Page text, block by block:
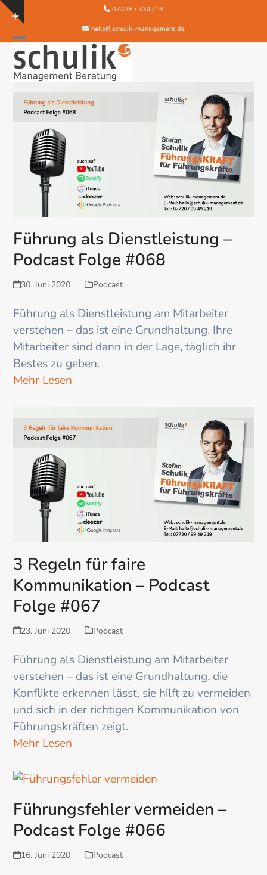
Skip
content
Show
notice
07425 / 334716
hallo@schulik-management.de
Open
mobile
menu
Close
mobile
menu
Führung als Dienstleistung –
Podcast Folge #068
30. Juni 2020 Podcast
Führung als Dienstleistung am Mitarbeiter
verstehen – das ist eine Grundhaltung. Ihre
Mitarbeiter sind dann in der Lage, täglich ihr
Bestes zu geben.
Mehr Lesen
3 Regeln für faire
Kommunikation – Podcast
Folge #067
23. Juni 2020 Podcast
Führung als Dienstleistung am Mitarbeiter
verstehen – das ist eine Grundhaltung, die
Konflikte erkennen lässt, sie hilft zu vermeiden
und sich in der richtigen Kommunikation von
Führungskräften zeigt.
Mehr Lesen
Führungsfehler vermeiden –
Podcast Folge #066
16. Juni 2020 Podcast